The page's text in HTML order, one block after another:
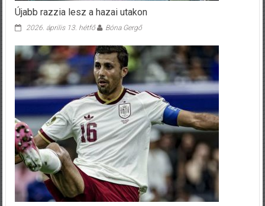
Újabb razzia lesz a hazai utakon
2026. április 13. hétfő Bóna Gergő